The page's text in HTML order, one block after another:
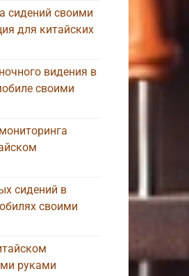
сидений своими
для китайских
видения в
своими
сидений в
своими
руками